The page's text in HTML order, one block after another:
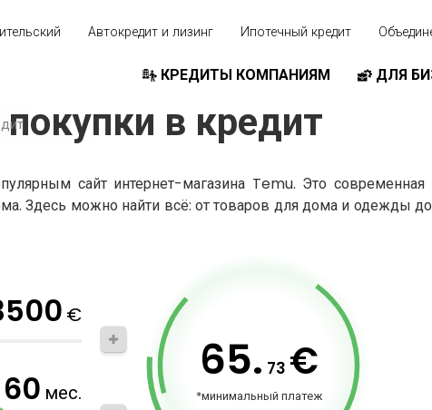
Автокредит и лизинг Ипотечный кредит
КРЕДИТЫ КОМПАНИЯМ ДЛЯ
в кредит
сайт интернет-магазина Temu. Это
Здесь можно найти всё: от товаров для дома и одежды
€
60 мес.
65. 73 €
*минимальный платеж